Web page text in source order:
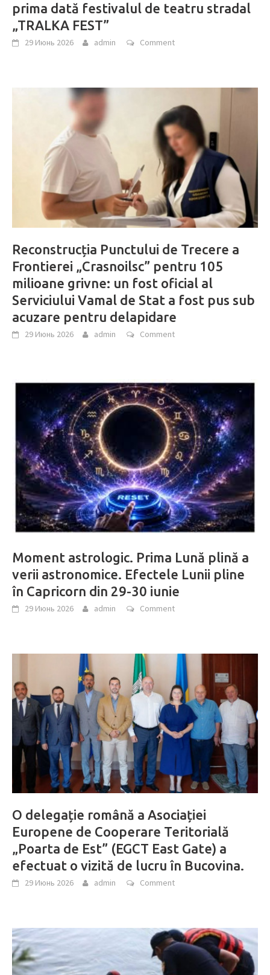
prima dată festivalul de teatru stradal
„TRALKA FEST”
29 Июнь 2026 admin Comment
Reconstrucția Punctului de Trecere a
Frontierei „Crasnoilsc” pentru 105
milioane grivne: un fost oficial al
Serviciului Vamal de Stat a fost pus sub
acuzare pentru delapidare
29 Июнь 2026 admin Comment
Moment astrologic. Prima Lună plină a
verii astronomice. Efectele Lunii pline
în Capricorn din 29-30 iunie
29 Июнь 2026 admin Comment
O delegație română a Asociației
Europene de Cooperare Teritorială
„Poarta de Est” (EGCT East Gate) a
efectuat o vizită de lucru în Bucovina.
29 Июнь 2026 admin Comment